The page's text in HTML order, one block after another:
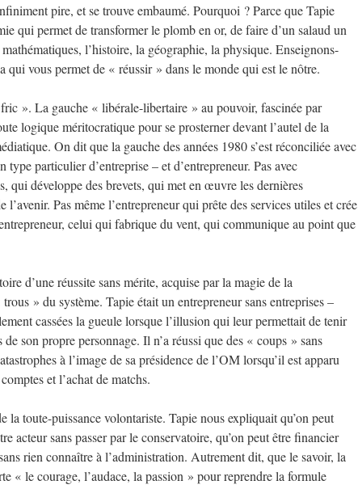
pire, et se trouve embaumé. Pourquoi ? Parce que Tapie
qui permet de transformer le plomb en or, de faire d’un salaud un
l’histoire, la géographie, la physique. Enseignons-
qui vous permet de « réussir » dans le monde qui est le nôtre.
». La gauche « libérale-libertaire » au pouvoir, fascinée par
logique méritocratique pour se prosterner devant l’autel de la
On dit que la gauche des années 1980 s’est réconciliée avec
particulier d’entreprise – et d’entrepreneur. Pas avec
qui développe des brevets, qui met en œuvre les dernières
Pas même l’entrepreneur qui prête des services utiles et crée
celui qui fabrique du vent, qui communique au point que
d’une réussite sans mérite, acquise par la magie de la
» du système. Tapie était un entrepreneur sans entreprises –
cassées la gueule lorsque l’illusion qui leur permettait de tenir
son propre personnage. Il n’a réussi que des « coups » sans
à l’image de sa présidence de l’OM lorsqu’il est apparu
et l’achat de matchs.
la toute-puissance volontariste. Tapie nous expliquait qu’on peut
acteur sans passer par le conservatoire, qu’on peut être financier
rien connaître à l’administration. Autrement dit, que le savoir, la
« le courage, l’audace, la passion » pour reprendre la formule